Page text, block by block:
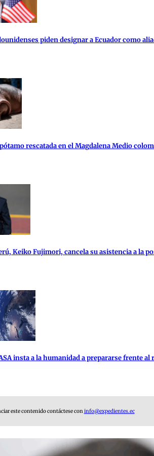
piden designar a Ecuador como
rescatada en el Magdalena Medio
Keiko Fujimori, cancela su asistencia a la
insta a la humanidad a prepararse frente
este contenido contáctese coninfo@expedientes.ec